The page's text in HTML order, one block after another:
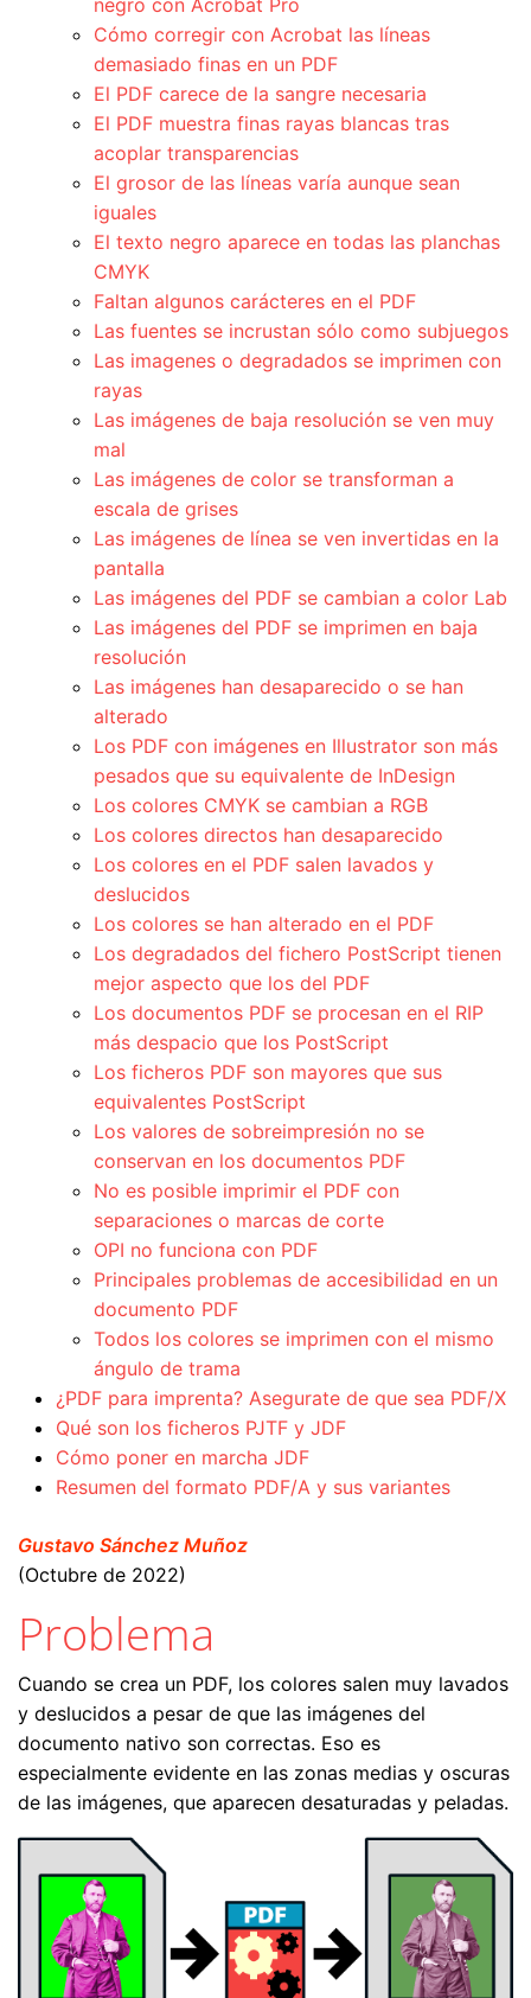
negro con Acrobat Pro
Cómo corregir con Acrobat las líneas
demasiado finas en un PDF
El PDF carece de la sangre necesaria
El PDF muestra finas rayas blancas tras
acoplar transparencias
El grosor de las líneas varía aunque sean
iguales
El texto negro aparece en todas las planchas
CMYK
Faltan algunos carácteres en el PDF
Las fuentes se incrustan sólo como subjuegos
Las imagenes o degradados se imprimen con
rayas
Las imágenes de baja resolución se ven muy
mal
Las imágenes de color se transforman a
escala de grises
Las imágenes de línea se ven invertidas en la
pantalla
Las imágenes del PDF se cambian a color Lab
Las imágenes del PDF se imprimen en baja
resolución
Las imágenes han desaparecido o se han
alterado
Los PDF con imágenes en Illustrator son más
pesados que su equivalente de InDesign
Los colores CMYK se cambian a RGB
Los colores directos han desaparecido
Los colores en el PDF salen lavados y
deslucidos
Los colores se han alterado en el PDF
Los degradados del fichero PostScript tienen
mejor aspecto que los del PDF
Los documentos PDF se procesan en el RIP
más despacio que los PostScript
Los ficheros PDF son mayores que sus
equivalentes PostScript
Los valores de sobreimpresión no se
conservan en los documentos PDF
No es posible imprimir el PDF con
separaciones o marcas de corte
OPI no funciona con PDF
Principales problemas de accesibilidad en un
documento PDF
Todos los colores se imprimen con el mismo
ángulo de trama
¿PDF para imprenta? Asegurate de que sea PDF/X
Qué son los ficheros PJTF y JDF
Cómo poner en marcha JDF
Resumen del formato PDF/A y sus variantes
Gustavo Sánchez Muñoz
(Octubre de 2022)
Problema
Cuando se crea un PDF, los colores salen muy lavados
y deslucidos a pesar de que las imágenes del
documento nativo son correctas. Eso es
especialmente evidente en las zonas medias y oscuras
de las imágenes, que aparecen desaturadas y peladas.